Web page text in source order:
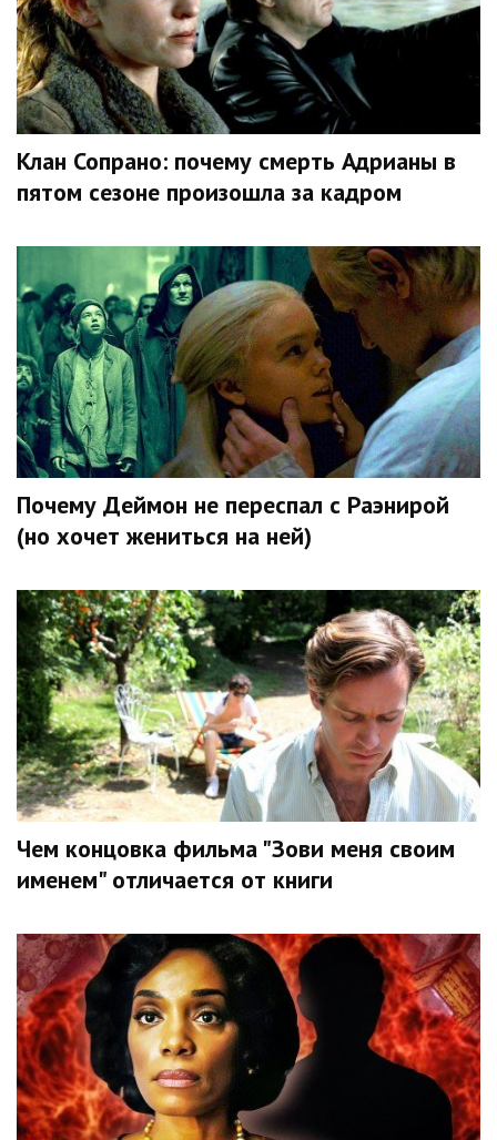
Клан Сопрано: почему смерть Адрианы в
пятом сезоне произошла за кадром
Почему Деймон не переспал с Раэнирой
(но хочет жениться на ней)
Чем концовка фильма "Зови меня своим
именем" отличается от книги